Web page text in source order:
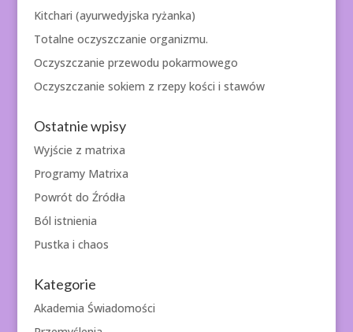
Kitchari (ayurwedyjska ryżanka)
Totalne oczyszczanie organizmu.
Oczyszczanie przewodu pokarmowego
Oczyszczanie sokiem z rzepy kości i stawów
Ostatnie wpisy
Wyjście z matrixa
Programy Matrixa
Powrót do Źródła
Ból istnienia
Pustka i chaos
Kategorie
Akademia Świadomości